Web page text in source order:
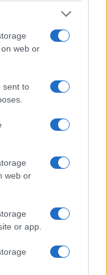
web or
sent to
web or
or app.
αποτέλεσε τον
Κοζάνης.
των εκπομπών
άρχισαν να
Δημητρίου
όπως
Κυριάκου
τον